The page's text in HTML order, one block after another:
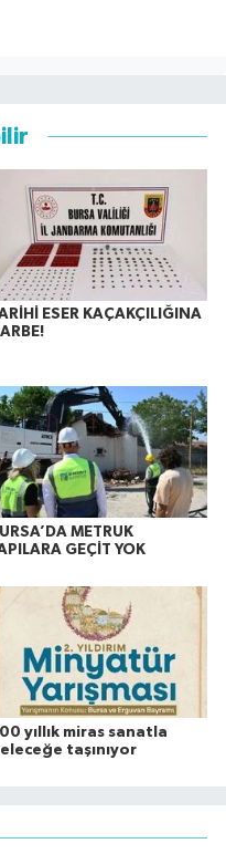
ESER KAÇAKÇILIĞINA
METRUK
GEÇİT YOK
yıllık miras sanatla
taşınıyor